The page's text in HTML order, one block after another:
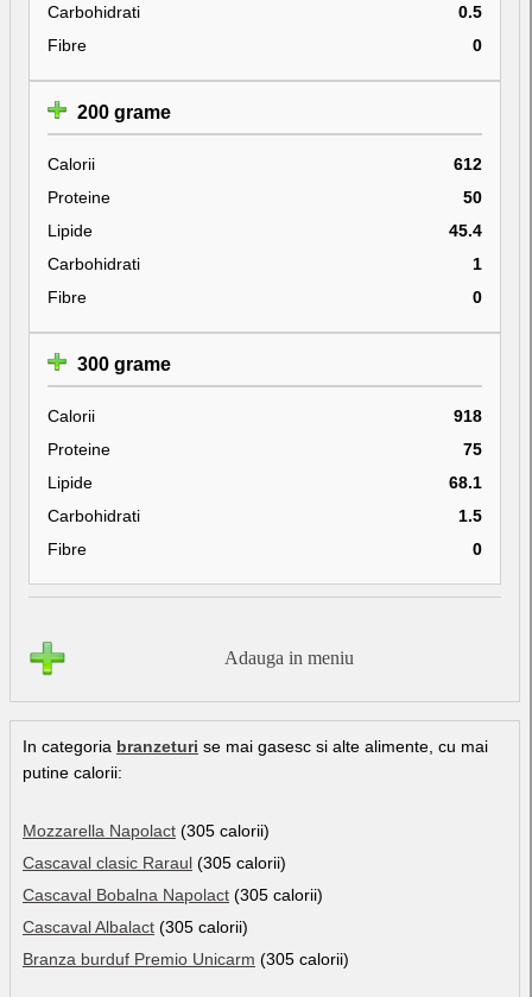
Carbohidrati
0.5
Fibre
0
200 grame
Calorii
612
Proteine
50
Lipide
45.4
Carbohidrati
1
Fibre
0
300 grame
Calorii
918
Proteine
75
Lipide
68.1
Carbohidrati
1.5
Fibre
0
Adauga in meniu
In categoria branzeturi se mai gasesc si alte alimente, cu mai
putine calorii:
Mozzarella Napolact (305 calorii)
Cascaval clasic Raraul (305 calorii)
Cascaval Bobalna Napolact (305 calorii)
Cascaval Albalact (305 calorii)
Branza burduf Premio Unicarm (305 calorii)